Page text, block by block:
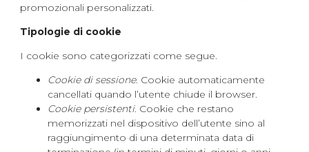
promozionali personalizzati.
Tipologie di cookie
I cookie sono categorizzati come segue.
Cookie di sessione. Cookie automaticamente
cancellati quando l’utente chiude il browser.
Cookie persistenti. Cookie che restano
memorizzati nel dispositivo dell’utente sino al
raggiungimento di una determinata data di